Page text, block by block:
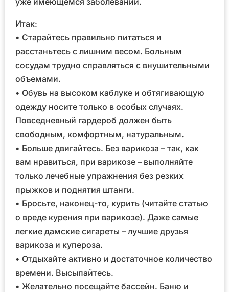
Итак:
• Старайтесь правильно питаться и
расстаньтесь с лишним весом. Больным
сосудам трудно справляться с внушительными
объемами.
• Обувь на высоком каблуке и обтягивающую
одежду носите только в особых случаях.
Повседневный гардероб должен быть
свободным, комфортным, натуральным.
• Больше двигайтесь. Без варикоза – так, как
вам нравиться, при варикозе – выполняйте
только лечебные упражнения без резких
прыжков и поднятия штанги.
• Бросьте, наконец-то, курить (читайте статью
о вреде курения при варикозе). Даже самые
легкие дамские сигареты – лучшие друзья
варикоза и купероза.
• Отдыхайте активно и достаточное количество
времени. Высыпайтесь.
• Желательно посещайте бассейн. Баню и